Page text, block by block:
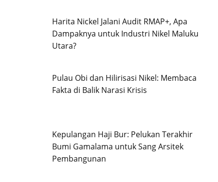
Harita Nickel Jalani Audit RMAP+, Apa
Dampaknya untuk Industri Nikel Maluku
Utara?
Pulau Obi dan Hilirisasi Nikel: Membaca
Fakta di Balik Narasi Krisis
Kepulangan Haji Bur: Pelukan Terakhir
Bumi Gamalama untuk Sang Arsitek
Pembangunan